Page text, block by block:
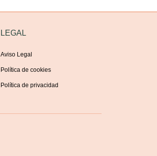
LEGAL
Aviso Legal
Política de cookies
Política de privacidad